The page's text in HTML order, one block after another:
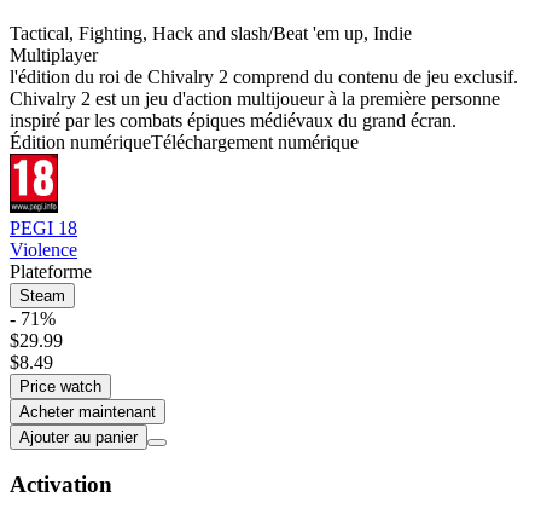
Tactical, Fighting, Hack and slash/Beat 'em up, Indie
Multiplayer
l'édition du roi de Chivalry 2 comprend du contenu de jeu exclusif.
Chivalry 2 est un jeu d'action multijoueur à la première personne
inspiré par les combats épiques médiévaux du grand écran.
Édition numériqueTéléchargement numérique
PEGI 18
Violence
Plateforme
Steam
- 71%
$29.99
$8.49
Price watch
Acheter maintenant
Ajouter au panier
Activation